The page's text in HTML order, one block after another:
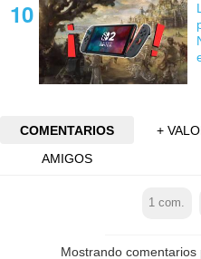
COMENTARIOS
+
AMIGOS
1 com.
Mostrando